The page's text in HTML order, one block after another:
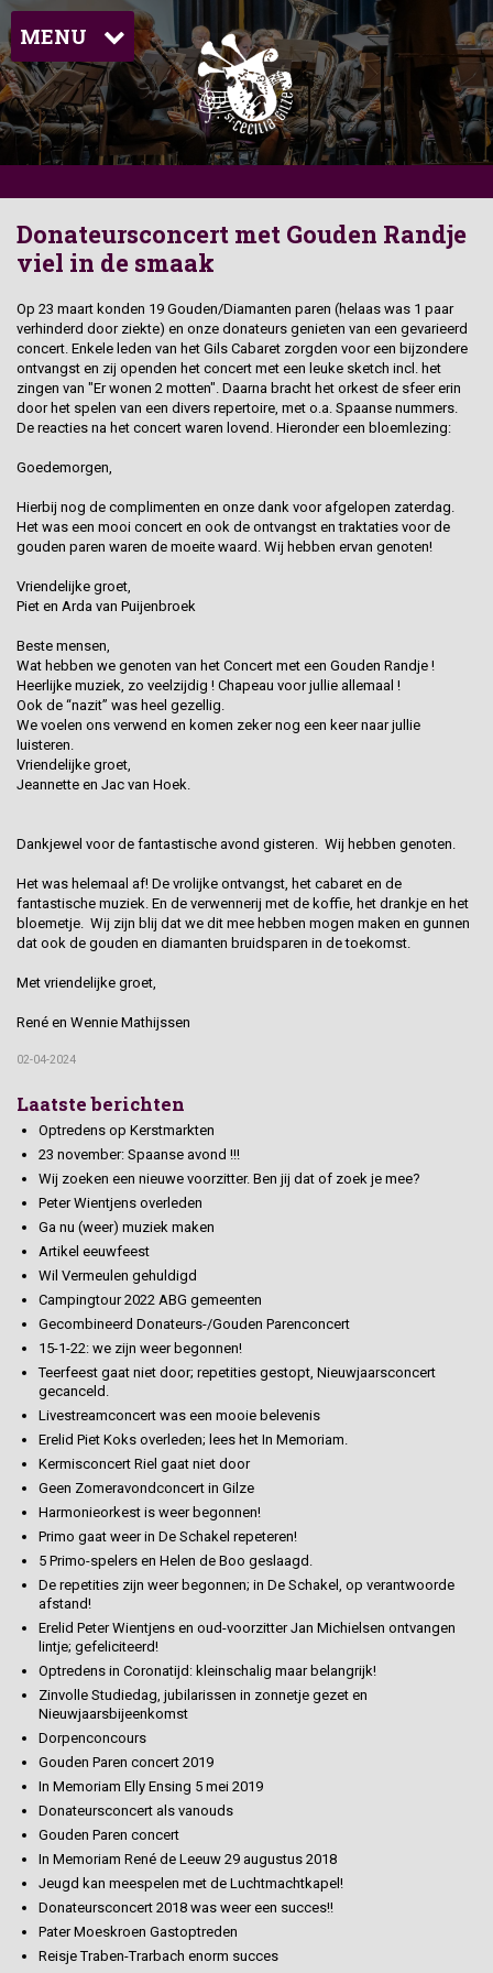
MENU
Donateursconcert met Gouden Randje
viel in de smaak
Op 23 maart konden 19 Gouden/Diamanten paren (helaas was 1 paar
verhinderd door ziekte) en onze donateurs genieten van een gevarieerd
concert. Enkele leden van het Gils Cabaret zorgden voor een bijzondere
ontvangst en zij openden het concert met een leuke sketch incl. het
zingen van "Er wonen 2 motten". Daarna bracht het orkest de sfeer erin
door het spelen van een divers repertoire, met o.a. Spaanse nummers.
De reacties na het concert waren lovend. Hieronder een bloemlezing:
Goedemorgen,
Hierbij nog de complimenten en onze dank voor afgelopen zaterdag.
Het was een mooi concert en ook de ontvangst en traktaties voor de
gouden paren waren de moeite waard. Wij hebben ervan genoten!
Vriendelijke groet,
Piet en Arda van Puijenbroek
Beste mensen,
Wat hebben we genoten van het Concert met een Gouden Randje !
Heerlijke muziek, zo veelzijdig ! Chapeau voor jullie allemaal !
Ook de “nazit” was heel gezellig.
We voelen ons verwend en komen zeker nog een keer naar jullie
luisteren.
Vriendelijke groet,
Jeannette en Jac van Hoek.
Dankjewel voor de fantastische avond gisteren. Wij hebben genoten.
Het was helemaal af! De vrolijke ontvangst, het cabaret en de
fantastische muziek. En de verwennerij met de koffie, het drankje en het
bloemetje. Wij zijn blij dat we dit mee hebben mogen maken en gunnen
dat ook de gouden en diamanten bruidsparen in de toekomst.
Met vriendelijke groet,
René en Wennie Mathijssen
02-04-2024
Laatste berichten
Optredens op Kerstmarkten
23 november: Spaanse avond !!!
Wij zoeken een nieuwe voorzitter. Ben jij dat of zoek je mee?
Peter Wientjens overleden
Ga nu (weer) muziek maken
Artikel eeuwfeest
Wil Vermeulen gehuldigd
Campingtour 2022 ABG gemeenten
Gecombineerd Donateurs-/Gouden Parenconcert
15-1-22: we zijn weer begonnen!
Teerfeest gaat niet door; repetities gestopt, Nieuwjaarsconcert
gecanceld.
Livestreamconcert was een mooie belevenis
Erelid Piet Koks overleden; lees het In Memoriam.
Kermisconcert Riel gaat niet door
Geen Zomeravondconcert in Gilze
Harmonieorkest is weer begonnen!
Primo gaat weer in De Schakel repeteren!
5 Primo-spelers en Helen de Boo geslaagd.
De repetities zijn weer begonnen; in De Schakel, op verantwoorde
afstand!
Erelid Peter Wientjens en oud-voorzitter Jan Michielsen ontvangen
lintje; gefeliciteerd!
Optredens in Coronatijd: kleinschalig maar belangrijk!
Zinvolle Studiedag, jubilarissen in zonnetje gezet en
Nieuwjaarsbijeenkomst
Dorpenconcours
Gouden Paren concert 2019
In Memoriam Elly Ensing 5 mei 2019
Donateursconcert als vanouds
Gouden Paren concert
In Memoriam René de Leeuw 29 augustus 2018
Jeugd kan meespelen met de Luchtmachtkapel!
Donateursconcert 2018 was weer een succes!!
Pater Moeskroen Gastoptreden
Reisje Traben-Trarbach enorm succes